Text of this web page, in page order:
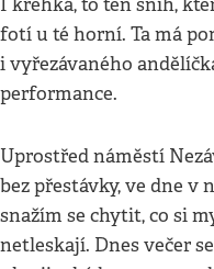
I křehká, to ten sníh,
fotí u té horní. Ta má
i vyřezávaného
performance.
Uprostřed náměstí
bez přestávky, ve dne v
snažím se chytit, co si
netleskají. Dnes večer